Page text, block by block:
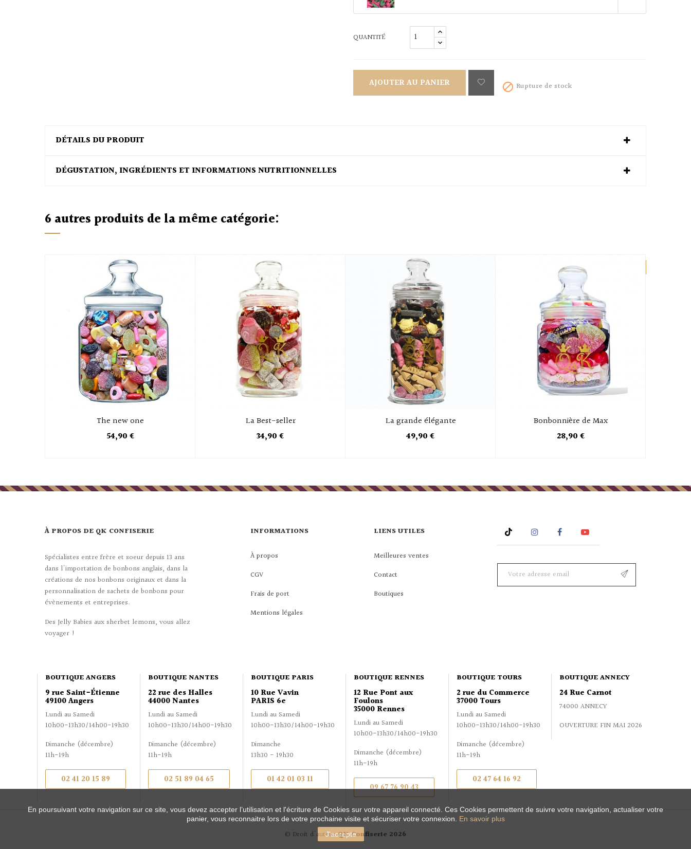
QUANTITÉ
AJOUTER AU PANIER  Rupture de stock
DÉTAILS DU PRODUIT
DÉGUSTATION, INGRÉDIENTS ET INFORMATIONS NUTRITIONNELLES
6 autres produits de la même catégorie:
The new one
54,90 €
La Best-seller
34,90 €
La grande élégante
49,90 €
Bonbonnière de Max
28,90 €
À PROPOS DE QK CONFISERIE
Spécialistes entre frère et soeur depuis 13 ans
dans l'importation de bonbons anglais, dans la
créations de nos bonbons originaux et dans la
personnalisation de sachets de bonbons pour
évènements et entreprises.
Des Jelly Babies aux sherbet lemons, vous allez
voyager !
INFORMATIONS
À propos
CGV
Frais de port
Mentions légales
LIENS UTILES
Meilleures ventes
Contact
Boutiques
Instagram Facebook
BOUTIQUE ANGERS
9 rue Saint-Étienne
49100 Angers
Lundi au Samedi
10h00-13h30/14h00-19h30
Dimanche (décembre)
11h-19h
02 41 20 15 89
BOUTIQUE NANTES
22 rue des Halles
44000 Nantes
Lundi au Samedi
10h00-13h30/14h00-19h30
Dimanche (décembre)
11h-19h
02 51 89 04 65
BOUTIQUE PARIS
10 Rue Vavin
PARIS 6e
Lundi au Samedi
10h00-13h30/14h00-19h30
Dimanche
13h30 - 19h30
01 42 01 03 11
BOUTIQUE RENNES
12 Rue Pont aux
Foulons
35000 Rennes
Lundi au Samedi
10h00-13h30/14h00-19h30
Dimanche (décembre)
11h-19h
09 67 76 90 43
BOUTIQUE TOURS
2 rue du Commerce
37000 Tours
Lundi au Samedi
10h00-13h30/14h00-19h30
Dimanche (décembre)
11h-19h
02 47 64 16 92
BOUTIQUE ANNECY
24 Rue Carnot
74000 ANNECY
OUVERTURE FIN MAI 2026
En poursuivant votre navigation sur ce site, vous devez accepter l’utilisation et l'écriture de Cookies sur votre appareil connecté. Ces Cookies permettent de suivre votre navigation, actualiser votre
panier, vous reconnaitre lors de votre prochaine visite et sécuriser votre connexion. En savoir plus
J'accepte
© Droit d'auteurQK Confiserie 2026